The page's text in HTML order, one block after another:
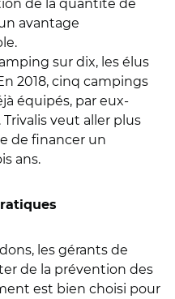
de la quantité de
avantage
sur dix, les élus
2018, cinq campings
équipés, par eux-
veut aller plus
de financer un
ans.
les gérants de
de la prévention des
est bien choisi pour